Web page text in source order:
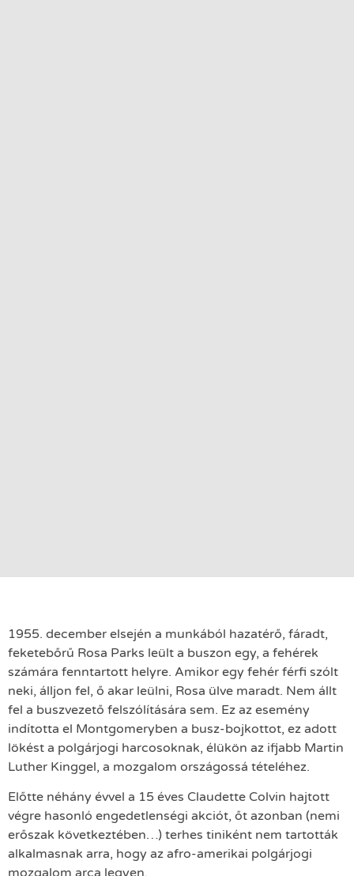
1955. december elsején a munkából hazatérő, fáradt,
feketebőrű Rosa Parks leült a buszon egy, a fehérek
számára fenntartott helyre. Amikor egy fehér férfi szólt
neki, álljon fel, ő akar leülni, Rosa ülve maradt. Nem állt
fel a buszvezető felszólítására sem. Ez az esemény
indította el Montgomeryben a busz-bojkottot, ez adott
lökést a polgárjogi harcosoknak, élükön az ifjabb Martin
Luther Kinggel, a mozgalom országossá tételéhez.
Előtte néhány évvel a 15 éves Claudette Colvin hajtott
végre hasonló engedetlenségi akciót, őt azonban (nemi
erőszak következtében…) terhes tiniként nem tartották
alkalmasnak arra, hogy az afro-amerikai polgárjogi
mozgalom arca legyen.